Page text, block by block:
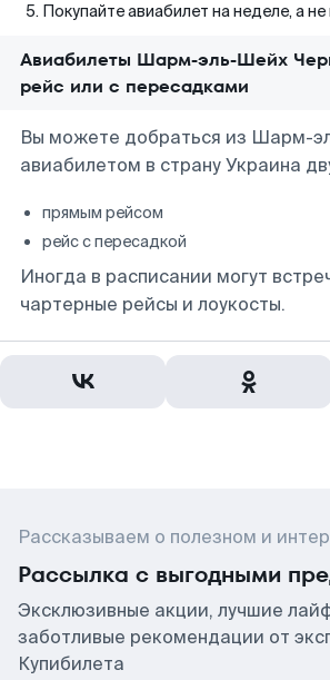
Покупайте авиабилет на неделе, а
Авиабилеты Шарм-эль-Шейх
рейс или с пересадками
Вы можете добраться из Шарм-
авиабилетом в страну Украина
прямым рейсом
рейс с пересадкой
Иногда в расписании могут
чартерные рейсы и лоукосты.
Рассказываем о полезном и
Рассылка с выгодными
Эксклюзивные акции, лучшие
заботливые рекомендации от
Купибилета